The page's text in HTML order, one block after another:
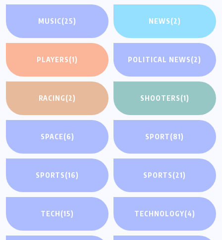
MUSIC(25) NEWS(2)
PLAYERS(1) POLITICAL NEWS(2)
RACING(2) SHOOTERS(1)
SPACE(6) SPORT(81)
SPORTS(16) SPORTS(21)
TECH(15) TECHNOLOGY(4)